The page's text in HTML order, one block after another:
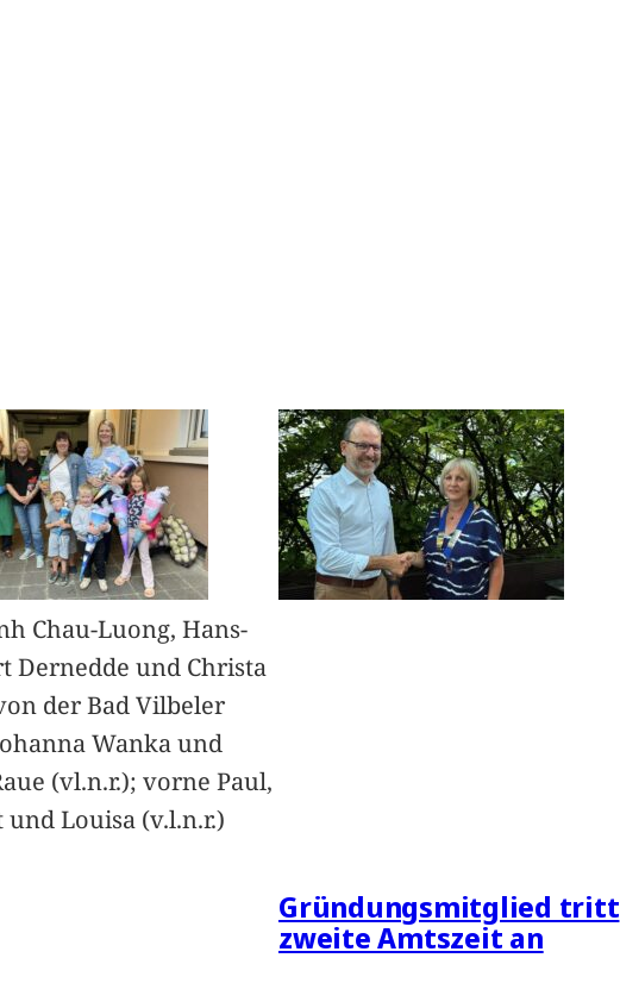
Chau-Luong, Hans-
Dernedde und Christa
der Bad Vilbeler
Wanka und
(vl.n.r.); vorne Paul,
und Louisa (v.l.n.r.)
Gründungsmitglied tritt
zweite Amtszeit an